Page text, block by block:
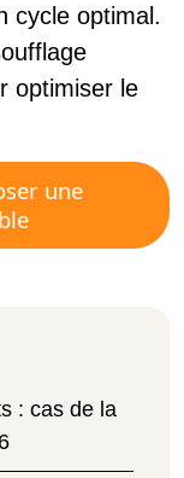
cycle optimal.
optimiser le
une
: cas de la